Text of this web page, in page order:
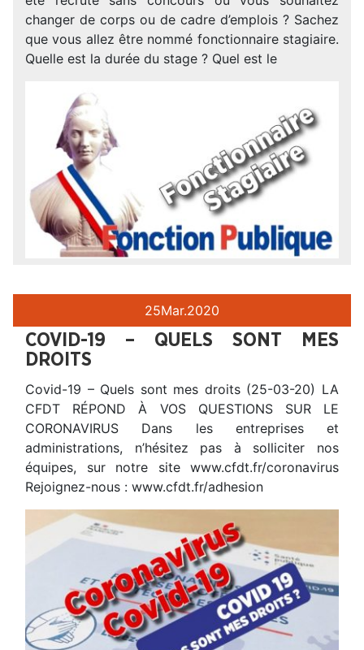
changer de corps ou de cadre d’emplois ? Sachez
que vous allez être nommé fonctionnaire stagiaire.
Quelle est la durée du stage ? Quel est le
25Mar.2020
COVID-19 – QUELS SONT MES
DROITS
Covid-19 – Quels sont mes droits (25-03-20) LA
CFDT RÉPOND À VOS QUESTIONS SUR LE
CORONAVIRUS Dans les entreprises et
administrations, n’hésitez pas à solliciter nos
équipes, sur notre site www.cfdt.fr/coronavirus
Rejoignez-nous : www.cfdt.fr/adhesion